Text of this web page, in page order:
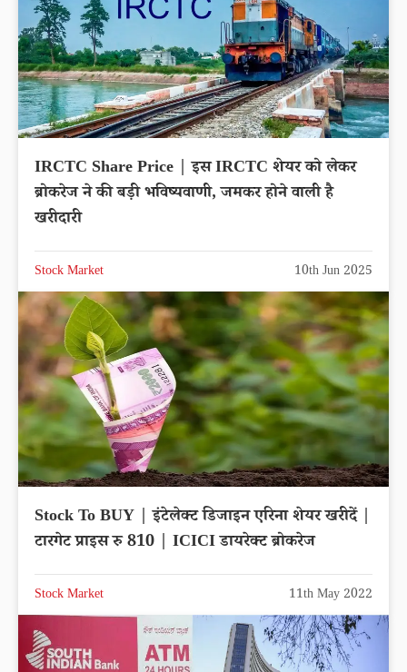
IRCTC Share Price | इस IRCTC शेयर को लेकर
ब्रोकरेज ने की बड़ी भविष्यवाणी, जमकर होने वाली है
खरीदारी
Stock Market 10th Jun 2025
Stock To BUY | इंटेलेक्ट डिजाइन एरिना शेयर खरीदें |
टारगेट प्राइस रु 810 | ICICI डायरेक्ट ब्रोकरेज
Stock Market 11th May 2022